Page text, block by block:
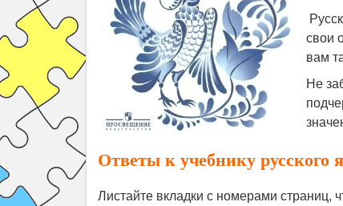
свои
вам
Не
Ответы к учебнику
Листайте вкладки с номерами страниц,